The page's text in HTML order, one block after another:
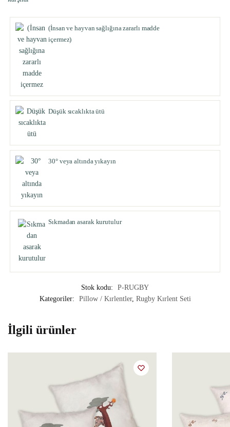
(İnsan ve hayvan sağlığına zararlı madde
içermez)
Düşük sıcaklıkta ütü
30° veya altında yıkayın
Sıkmadan asarak kurutulur
Stok kodu:
P-RUGBY
Kategoriler:
Pillow / Kırlentler, Rugby Kırlent Seti
İlgili ürünler